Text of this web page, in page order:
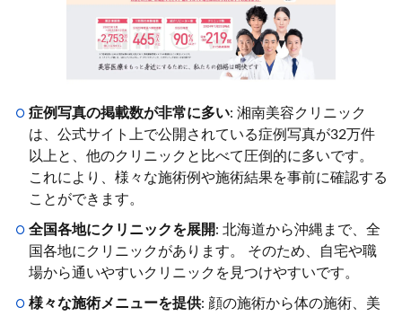
症例写真の掲載数が非常に多い: 湘南美容クリニック
は、公式サイト上で公開されている症例写真が32万件
以上と、他のクリニックと比べて圧倒的に多いです。
これにより、様々な施術例や施術結果を事前に確認する
ことができます。
全国各地にクリニックを展開: 北海道から沖縄まで、全
国各地にクリニックがあります。 そのため、自宅や職
場から通いやすいクリニックを見つけやすいです。
様々な施術メニューを提供: 顔の施術から体の施術、美